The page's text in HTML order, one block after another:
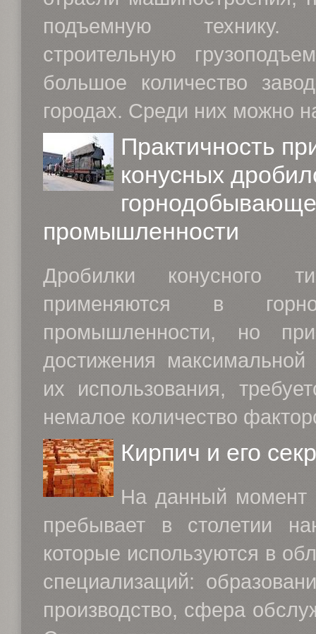
подъемную технику.
строительную
большое количество
городах. Среди них можно
Практичность
конусных
промышленности
Дробилки конусного
применяются в
промышленности, но
достижения максимальной
их использования,
немалое количество
Кирпич и его
На данный момент
пребывает в столетии
которые используются в
специализаций:
производство, сфера